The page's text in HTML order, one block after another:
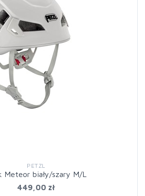
PETZL
Meteor biały/szary M/L
449,00 zł